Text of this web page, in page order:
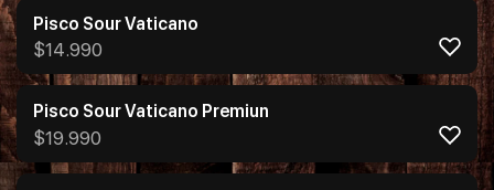
Pisco Sour Vaticano
$14.990
Pisco Sour Vaticano Premiun
$19.990